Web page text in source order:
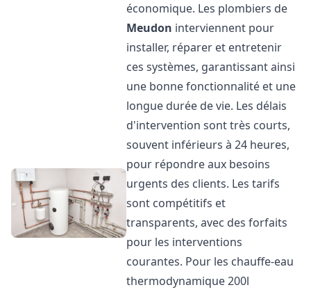
économique. Les plombiers de
Meudon interviennent pour
installer, réparer et entretenir
ces systèmes, garantissant ainsi
une bonne fonctionnalité et une
longue durée de vie. Les délais
d'intervention sont très courts,
souvent inférieurs à 24 heures,
pour répondre aux besoins
urgents des clients. Les tarifs
sont compétitifs et
transparents, avec des forfaits
pour les interventions
courantes. Pour les chauffe-eau
thermodynamique 200l